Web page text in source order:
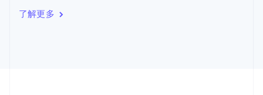
了解更多
English